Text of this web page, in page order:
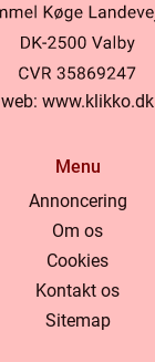
web: www.klikko.dk
Menu
Annoncering
Om os
Cookies
Kontakt os
Sitemap